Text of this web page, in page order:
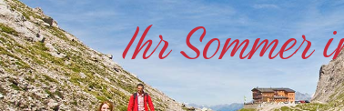
Ihr Sommer